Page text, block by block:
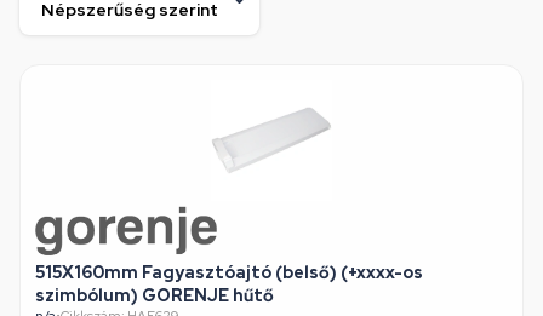
515X160mm Fagyasztóajtó (belső) (+xxxx-os
szimbólum) GORENJE hűtő